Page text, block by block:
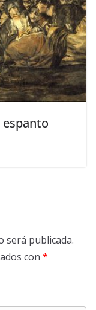
espanto
será publicada.
con *